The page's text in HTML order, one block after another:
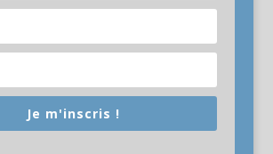
Je m'inscris !